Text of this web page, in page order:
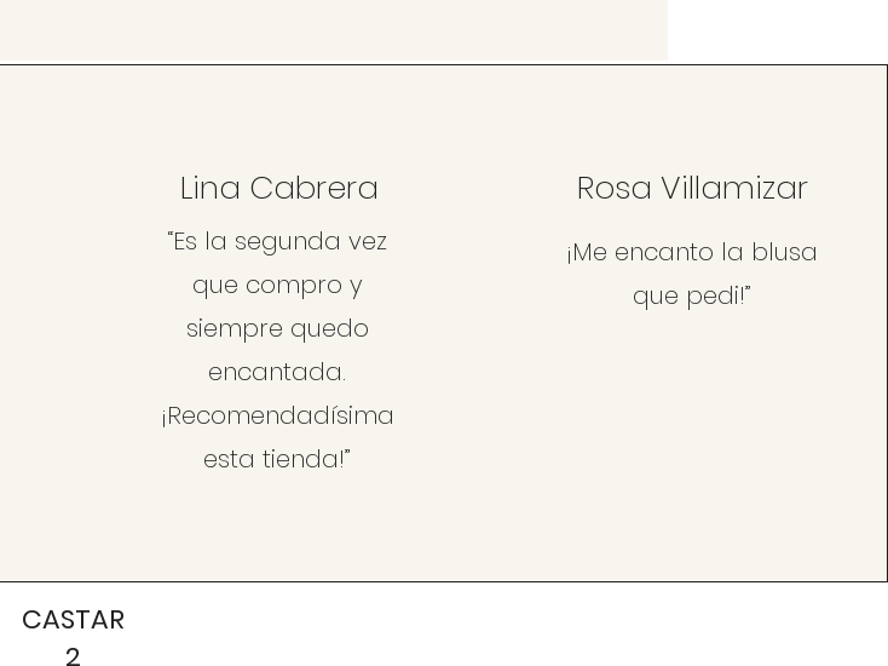
Lina Cabrera
“Es la segunda vez
que compro y
siempre quedo
encantada.
¡Recomendadísima
esta tienda!”
Rosa Villamizar
¡Me encanto la blusa
que pedi!”
CASTAR
2